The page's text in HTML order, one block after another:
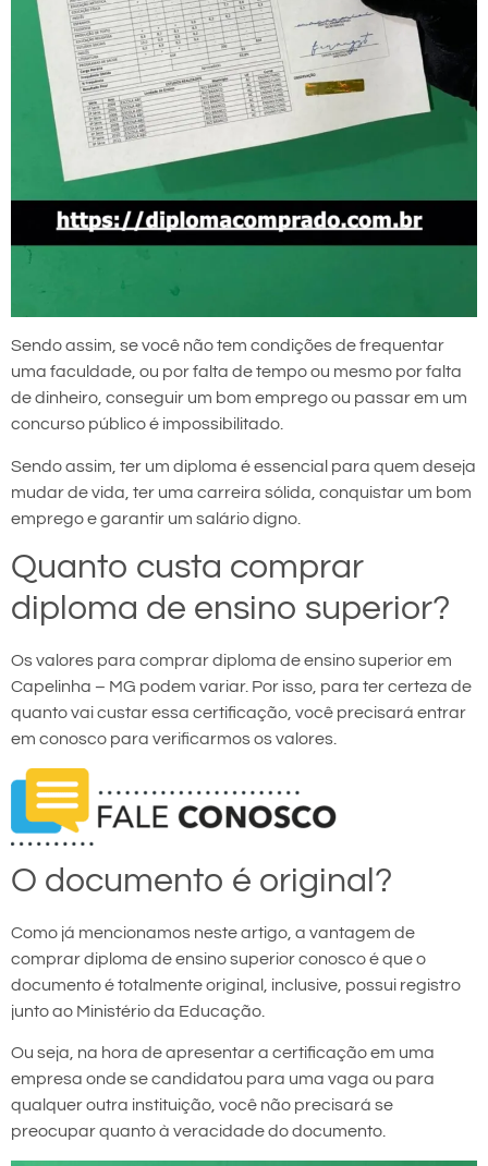
Sendo assim, se você não tem condições de frequentar
uma faculdade, ou por falta de tempo ou mesmo por falta
de dinheiro, conseguir um bom emprego ou passar em um
concurso público é impossibilitado.
Sendo assim, ter um diploma é essencial para quem deseja
mudar de vida, ter uma carreira sólida, conquistar um bom
emprego e garantir um salário digno.
Quanto custa comprar
diploma de ensino superior?
Os valores para comprar diploma de ensino superior em
Capelinha – MG podem variar. Por isso, para ter certeza de
quanto vai custar essa certificação, você precisará entrar
em conosco para verificarmos os valores.
O documento é original?
Como já mencionamos neste artigo, a vantagem de
comprar diploma de ensino superior conosco é que o
documento é totalmente original, inclusive, possui registro
junto ao Ministério da Educação.
Ou seja, na hora de apresentar a certificação em uma
empresa onde se candidatou para uma vaga ou para
qualquer outra instituição, você não precisará se
preocupar quanto à veracidade do documento.